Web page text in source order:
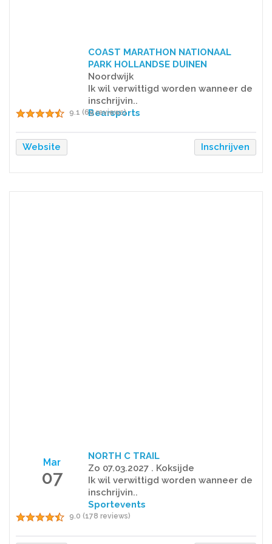
COAST MARATHON NATIONAAL
PARK HOLLANDSE DUINEN
Noordwijk
Ik wil verwittigd worden wanneer de
inschrijvin..
Bearsports
9.1 (69 reviews)
Website Inschrijven
Mar
07
NORTH C TRAIL
Zo 07.03.2027 . Koksijde
Ik wil verwittigd worden wanneer de
inschrijvin..
Sportevents
9.0 (178 reviews)